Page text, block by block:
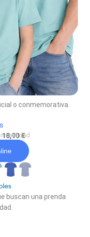
o conmemorativa.
18,90 €
cantidad
buscan una prenda